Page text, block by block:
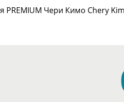
PREMIUM Чери Кимо Chery